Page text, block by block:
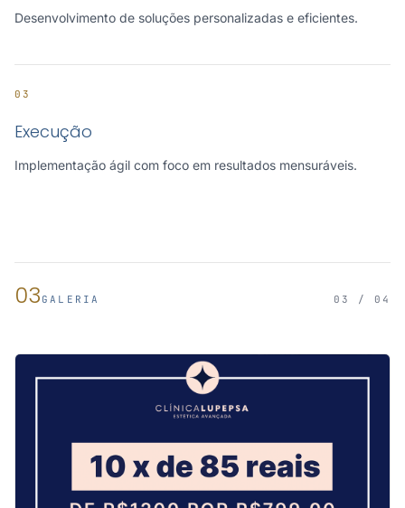
Desenvolvimento de soluções personalizadas e eficientes.
03
Execução
Implementação ágil com foco em resultados mensuráveis.
03 GALERIA 03 / 04